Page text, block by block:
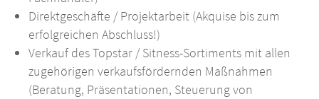
Direktgeschäfte / Projektarbeit (Akquise bis zum
erfolgreichen Abschluss!)
Verkauf des Topstar / Sitness-Sortiments mit allen
zugehörigen verkaufsfördernden Maßnahmen
(Beratung, Präsentationen, Steuerung von